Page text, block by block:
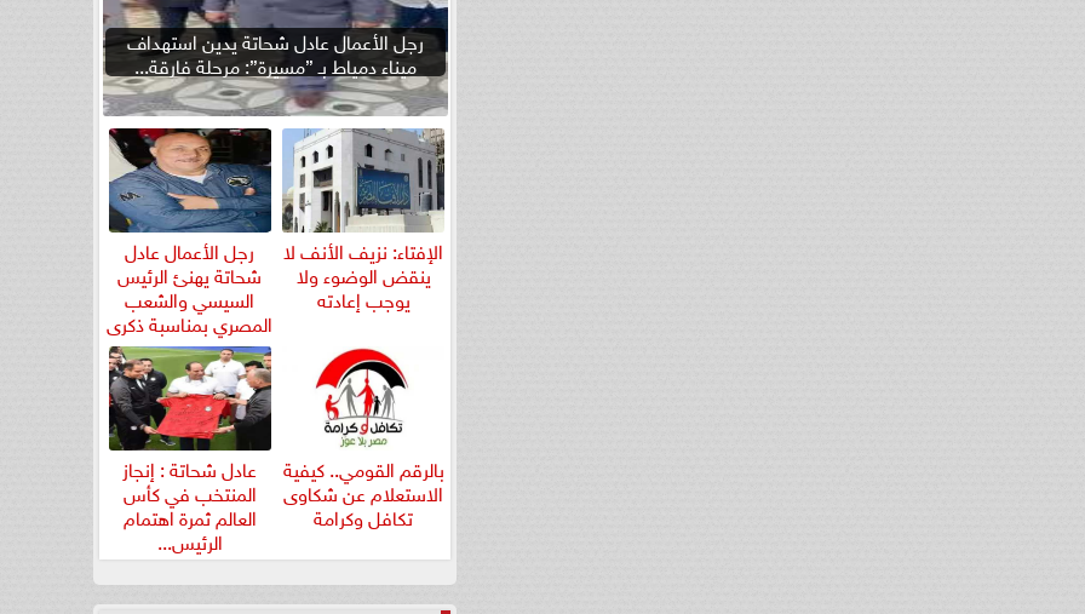
رجل الأعمال عادل شحاتة يدين استهداف
ميناء دمياط بـ ”مسيرة”: مرحلة فارقة...
الإفتاء: نزيف الأنف لا
ينقض الوضوء ولا
يوجب إعادته
رجل الأعمال عادل
شحاتة يهنئ الرئيس
السيسي والشعب
المصري بمناسبة ذكرى
ثورة...
بالرقم القومي.. كيفية
الاستعلام عن شكاوى
تكافل وكرامة
عادل شحاتة : إنجاز
المنتخب في كأس
العالم ثمرة اهتمام
الرئيس...